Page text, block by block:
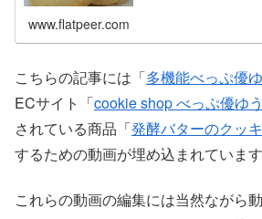
www.flatpeer.com
こちらの記事には「多機能べっぷ優
ECサイト「cookie shop べっぷ優ゆ
されている商品「発酵バターのクッ
するための動画が埋め込まれています
これらの動画の編集には当然ながら